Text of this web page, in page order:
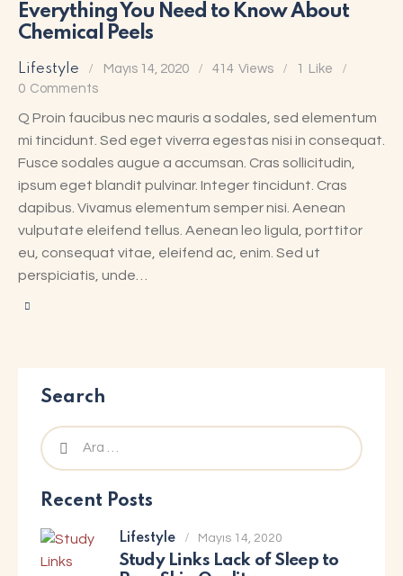
Everything You Need to Know About
Chemical Peels
Lifestyle Mayıs 14, 2020 414 Views 1 Like
0 Comments
Q Proin faucibus nec mauris a sodales, sed elementum
mi tincidunt. Sed eget viverra egestas nisi in consequat.
Fusce sodales augue a accumsan. Cras sollicitudin,
ipsum eget blandit pulvinar. Integer tincidunt. Cras
dapibus. Vivamus elementum semper nisi. Aenean
vulputate eleifend tellus. Aenean leo ligula, porttitor
eu, consequat vitae, eleifend ac, enim. Sed ut
perspiciatis, unde…
Search
Recent Posts
Lifestyle Mayıs 14, 2020
Study Links Lack of Sleep to